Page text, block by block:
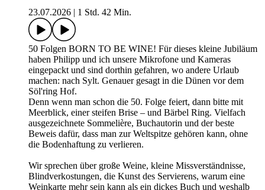
23.07.2026
1 Std. 42 Min.
50 Folgen BORN TO BE WINE! Für dieses kleine Jubiläum
haben Philipp und ich unsere Mikrofone und Kameras
eingepackt und sind dorthin gefahren, wo andere Urlaub
machen: nach Sylt. Genauer gesagt in die Dünen vor dem
Söl'ring Hof.
Denn wenn man schon die 50. Folge feiert, dann bitte mit
Meerblick, einer steifen Brise – und Bärbel Ring. Vielfach
ausgezeichnete Sommelière, Buchautorin und der beste
Beweis dafür, dass man zur Weltspitze gehören kann, ohne
die Bodenhaftung zu verlieren.
Wir sprechen über große Weine, kleine Missverständnisse,
Blindverkostungen, die Kunst des Servierens, warum eine
Weinkarte mehr sein kann als ein dickes Buch und weshalb